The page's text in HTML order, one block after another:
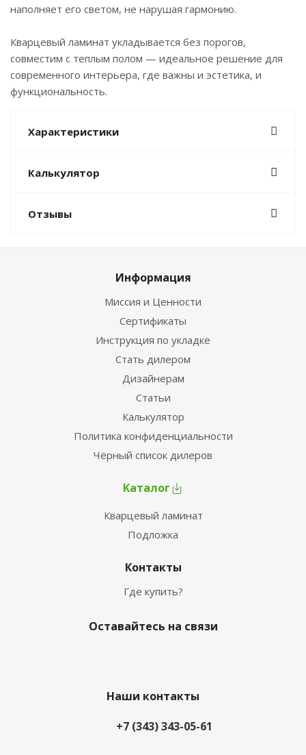
наполняет его светом, не нарушая гармонию.
Кварцевый ламинат укладывается без порогов,
совместим с теплым полом — идеальное решение для
современного интерьера, где важны и эстетика, и
функциональность.
Характеристики
Калькулятор
Отзывы
Информация
Миссия и Ценности
Сертификаты
Инструкция по укладке
Стать дилером
Дизайнерам
Статьи
Калькулятор
Политика конфиденциальности
Чёрный список дилеров
Каталог
Кварцевый ламинат
Подложка
Контакты
Где купить?
Оставайтесь на связи
Наши контакты
+7 (343) 343-05-61